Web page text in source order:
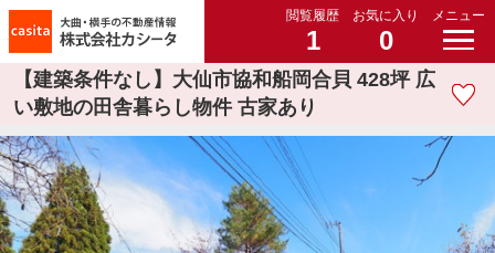
閲覧履歴
1
お気に入り
0
メニュー
【建築条件なし】大仙市協和船岡合貝 428坪 広
い敷地の田舎暮らし物件 古家あり